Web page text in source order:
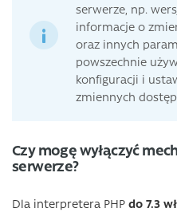
serwerze, np.
informacje o
oraz innych
powszechnie
konfiguracji i
zmiennych
Czy mogę wyłączyć
serwerze?
Dla interpretera PHP do 7.3